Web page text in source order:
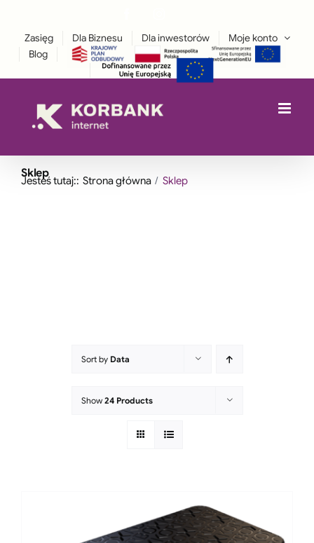
zawartości
Zasięg Dla Biznesu Dla inwestorów
Moje konto
Blog
Sklep
Jesteś tutaj:: Strona główna Sklep
Sort by Data
Show 24 Products